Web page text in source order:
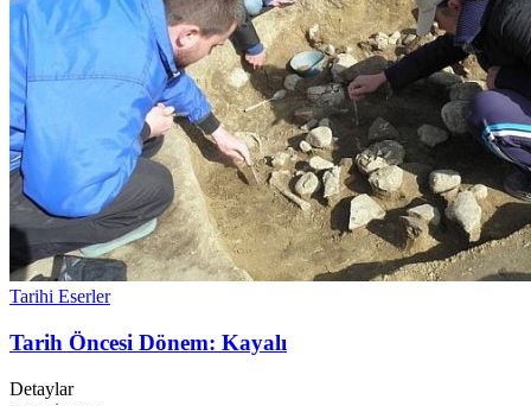
Tarihi Eserler
Tarih Öncesi Dönem: Kayalı
Detaylar